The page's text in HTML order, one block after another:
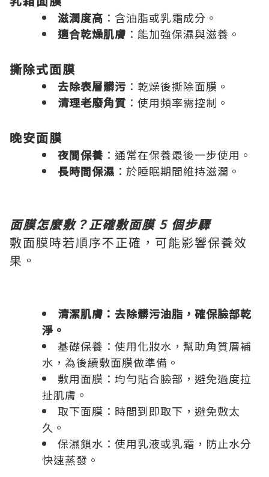
滋潤度高 ：含油脂或乳霜成分。
適合乾燥肌膚 ：能加強保濕與滋養。
撕除式面膜
去除表層髒污 ：乾燥後撕除面膜。
清理老廢角質 ：使用頻率需控制。
晚安面膜
夜間保養 ：通常在保養最後一步使用。
長時間保濕 ：於睡眠期間維持滋潤。
面膜怎麼敷？正確敷面膜 5 個步驟
敷面膜時若順序不正確，可能影響保養效
果。
清潔肌膚：去除髒污油脂，確保臉部乾
淨。
基礎保養：使用化妝水，幫助角質層補
水，為後續敷面膜做準備。
敷用面膜：均勻貼合臉部，避免過度拉
扯肌膚。
取下面膜：時間到即取下，避免敷太
久。
保濕鎖水：使用乳液或乳霜，防止水分
快速蒸發。